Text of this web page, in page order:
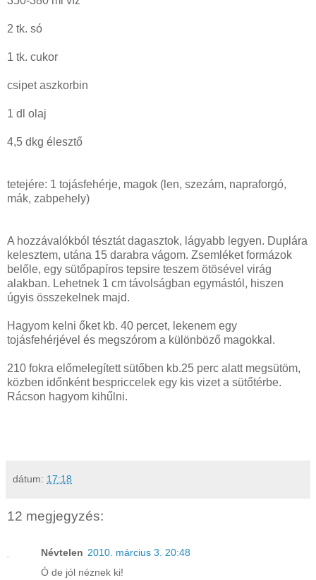
2 tk. só
1 tk. cukor
csipet aszkorbin
1 dl olaj
4,5 dkg élesztő
tetejére: 1 tojásfehérje, magok (len, szezám, napraforgó,
mák, zabpehely)
A hozzávalókból tésztát dagasztok, lágyabb legyen. Duplára
kelesztem, utána 15 darabra vágom. Zsemléket formázok
belőle, egy sütőpapíros tepsire teszem ötösével virág
alakban. Lehetnek 1 cm távolságban egymástól, hiszen
úgyis összekelnek majd.
Hagyom kelni őket kb. 40 percet, lekenem egy
tojásfehérjével és megszórom a különböző magokkal.
210 fokra előmelegített sütőben kb.25 perc alatt megsütöm,
közben időnként bespriccelek egy kis vizet a sütőtérbe.
Rácson hagyom kihűlni.
dátum: 17:18
12 megjegyzés:
Névtelen 2010. március 3. 20:48
Ó de jól néznek ki!